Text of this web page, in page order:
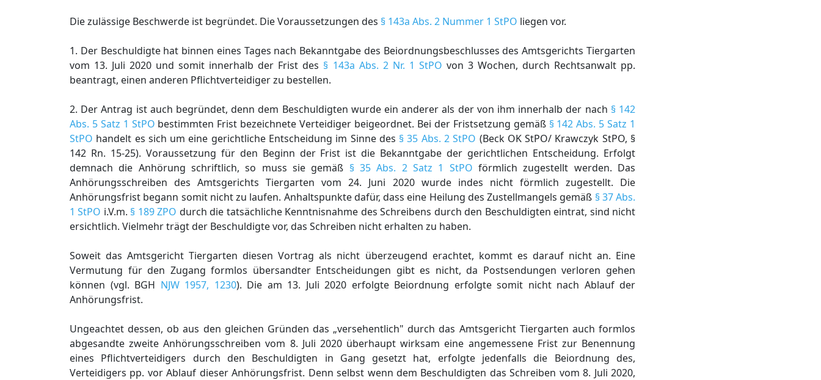
Die zulässige Beschwerde ist begründet. Die Voraussetzungen des § 143a Abs. 2 Nummer 1 StPO liegen vor.
1. Der Beschuldigte hat binnen eines Tages nach Bekanntgabe des Beiordnungsbeschlusses des Amtsgerichts Tiergarten
vom 13. Juli 2020 und somit innerhalb der Frist des § 143a Abs. 2 Nr. 1 StPO von 3 Wochen, durch Rechtsanwalt pp.
beantragt, einen anderen Pflichtverteidiger zu bestellen.
2. Der Antrag ist auch begründet, denn dem Beschuldigten wurde ein anderer als der von ihm innerhalb der nach § 142
Abs. 5 Satz 1 StPO bestimmten Frist bezeichnete Verteidiger beigeordnet. Bei der Fristsetzung gemäß § 142 Abs. 5 Satz 1
StPO handelt es sich um eine gerichtliche Entscheidung im Sinne des § 35 Abs. 2 StPO (Beck OK StPO/ Krawczyk StPO, §
142 Rn. 15-25). Voraussetzung für den Beginn der Frist ist die Bekanntgabe der gerichtlichen Entscheidung. Erfolgt
demnach die Anhörung schriftlich, so muss sie gemäß § 35 Abs. 2 Satz 1 StPO förmlich zugestellt werden. Das
Anhörungsschreiben des Amtsgerichts Tiergarten vom 24. Juni 2020 wurde indes nicht förmlich zugestellt. Die
Anhörungsfrist begann somit nicht zu laufen. Anhaltspunkte dafür, dass eine Heilung des Zustellmangels gemäß § 37 Abs.
1 StPO i.V.m. § 189 ZPO durch die tatsächliche Kenntnisnahme des Schreibens durch den Beschuldigten eintrat, sind nicht
ersichtlich. Vielmehr trägt der Beschuldigte vor, das Schreiben nicht erhalten zu haben.
Soweit das Amtsgericht Tiergarten diesen Vortrag als nicht überzeugend erachtet, kommt es darauf nicht an. Eine
Vermutung für den Zugang formlos übersandter Entscheidungen gibt es nicht, da Postsendungen verloren gehen
können (vgl. BGH NJW 1957, 1230). Die am 13. Juli 2020 erfolgte Beiordnung erfolgte somit nicht nach Ablauf der
Anhörungsfrist.
Ungeachtet dessen, ob aus den gleichen Gründen das „versehentlich" durch das Amtsgericht Tiergarten auch formlos
abgesandte zweite Anhörungsschreiben vom 8. Juli 2020 überhaupt wirksam eine angemessene Frist zur Benennung
eines Pflichtverteidigers durch den Beschuldigten in Gang gesetzt hat, erfolgte jedenfalls die Beiordnung des,
Verteidigers pp. vor Ablauf dieser Anhörungsfrist. Denn selbst wenn dem Beschuldigten das Schreiben vom 8. Juli 2020,